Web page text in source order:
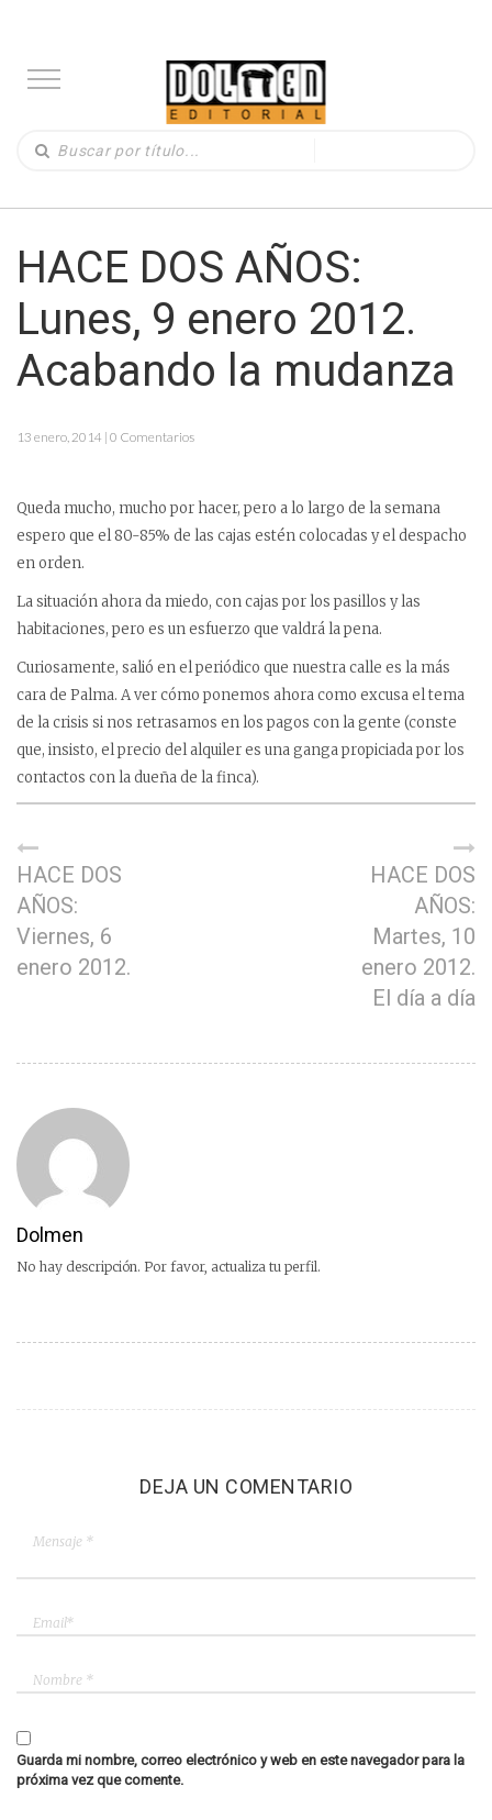
HACE DOS AÑOS:
Lunes, 9 enero 2012.
Acabando la mudanza
13 enero, 2014 | 0 Comentarios
Queda mucho, mucho por hacer, pero a lo largo de la semana
espero que el 80-85% de las cajas estén colocadas y el despacho
en orden.
La situación ahora da miedo, con cajas por los pasillos y las
habitaciones, pero es un esfuerzo que valdrá la pena.
Curiosamente, salió en el periódico que nuestra calle es la más
cara de Palma. A ver cómo ponemos ahora como excusa el tema
de la crisis si nos retrasamos en los pagos con la gente (conste
que, insisto, el precio del alquiler es una ganga propiciada por los
contactos con la dueña de la finca).
HACE DOS
AÑOS:
Viernes, 6
enero 2012.
HACE DOS
AÑOS:
Martes, 10
enero 2012.
El día a día
Dolmen
No hay descripción. Por favor, actualiza tu perfil.
DEJA UN COMENTARIO
Guarda mi nombre, correo electrónico y web en este navegador para la
próxima vez que comente.